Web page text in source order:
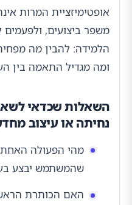
אופטימיזציית המרות
משפר ביצועים,
הלמידה: להבין מה
ומה מגדיל התאמה בין
השאלות שכדאי
נחיתה או עיצוב
מהי הפעולה
שהמשתמש יבצע
האם הכותרת